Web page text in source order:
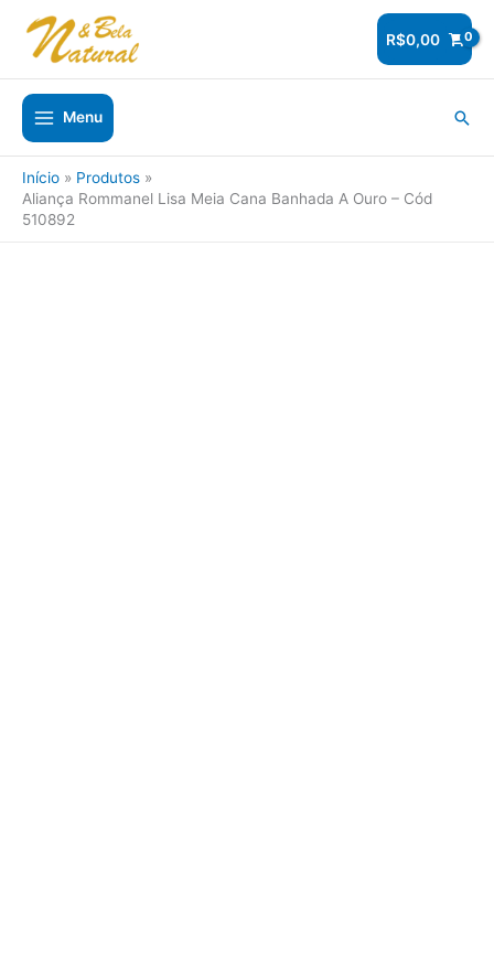
para
conteúdo
R$0,00
Menu
Início
Produtos
Aliança Rommanel Lisa Meia Cana Banhada A Ouro – Cód
510892